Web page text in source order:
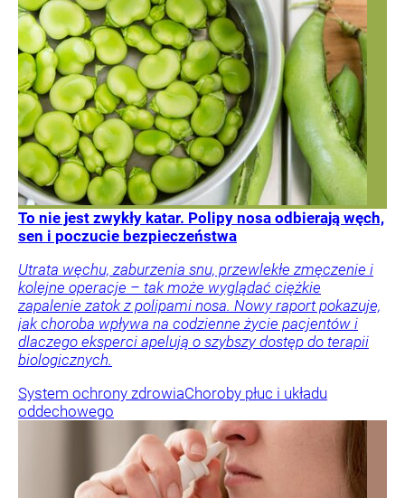
To nie jest zwykły katar. Polipy nosa odbierają węch,
sen i poczucie bezpieczeństwa
Utrata węchu, zaburzenia snu, przewlekłe zmęczenie i
kolejne operacje – tak może wyglądać ciężkie
zapalenie zatok z polipami nosa. Nowy raport pokazuje,
jak choroba wpływa na codzienne życie pacjentów i
dlaczego eksperci apelują o szybszy dostęp do terapii
biologicznych.
System ochrony zdrowiaChoroby płuc i układu
oddechowego